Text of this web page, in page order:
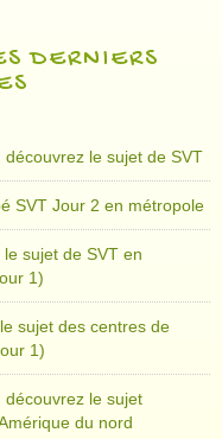
DERNIERS
découvrez le sujet de SVT
SVT Jour 2 en métropole
le sujet de SVT en
1)
sujet des centres de
1)
découvrez le sujet
du nord